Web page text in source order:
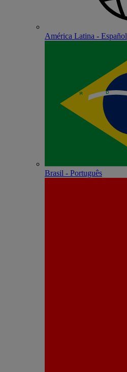
América Latina - Español
Brasil - Português